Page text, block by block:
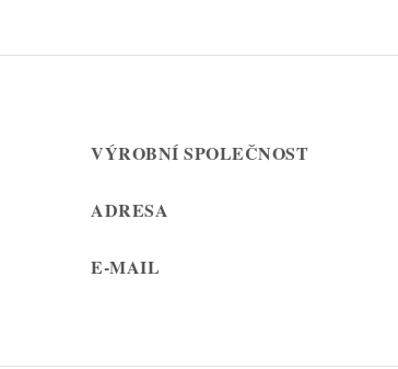
VÝROBNÍ SPOLEČNOST
ADRESA
E-MAIL